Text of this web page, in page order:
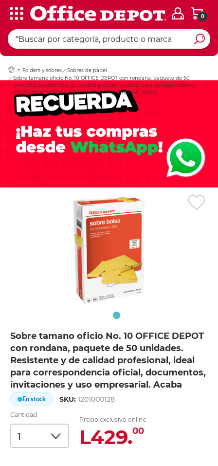
0
Folders y sobres
Sobres de papel
Sobre tamano oficio No. 10 OFFICE DEPOT con rondana, paquete de 50
unidades. Resistente y de calidad profesional, ideal para correspondencia
oficial, documentos, invitaciones y uso empresarial. Acaba
Sobre tamano oficio No. 10 OFFICE DEPOT
con rondana, paquete de 50 unidades.
Resistente y de calidad profesional, ideal
para correspondencia oficial, documentos,
invitaciones y uso empresarial. Acaba
En stock SKU:1201000128
Cantidad
Precio exclusivo online:
L429.00
Ingresar Codigo